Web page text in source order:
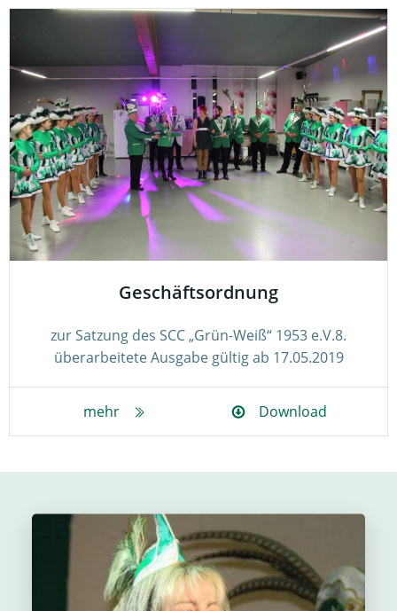
Geschäftsordnung
zur Satzung des SCC „Grün-Weiß“ 1953 e.V.8.
überarbeitete Ausgabe gültig ab 17.05.2019
mehr Download